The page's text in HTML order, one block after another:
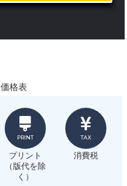
価格表
PRINT
プリント
（版代を除
く）
TAX
消費税